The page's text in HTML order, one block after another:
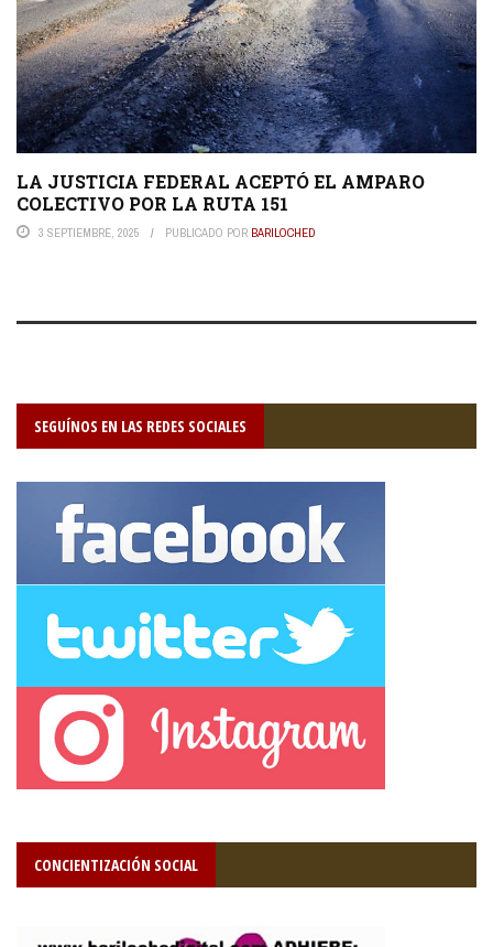
LA JUSTICIA FEDERAL ACEPTÓ EL AMPARO
COLECTIVO POR LA RUTA 151
3 SEPTIEMBRE, 2025 PUBLICADO POR BARILOCHED
SEGUÍNOS EN LAS REDES SOCIALES
CONCIENTIZACIÓN SOCIAL